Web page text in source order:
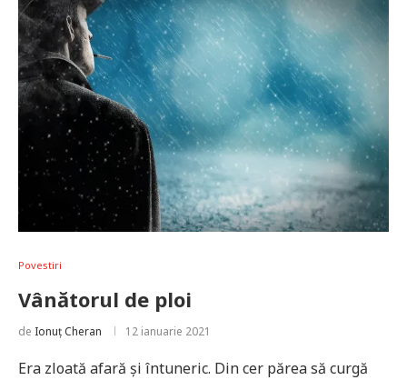
Povestiri
Vânătorul de ploi
de Ionuț Cheran 12 ianuarie 2021
Era zloată afară și întuneric. Din cer părea să curgă